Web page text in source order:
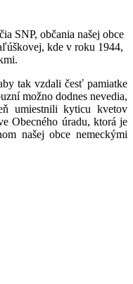
SNP, občania našej obce
kde v roku 1944,
tak vzdali česť pamiatke
možno dodnes nevedia,
umiestnili kyticu kvetov
Obecného úradu, ktorá je
našej obce nemeckými